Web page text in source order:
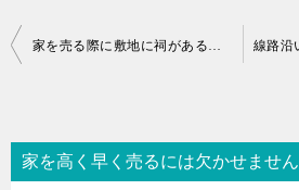
投
ビ
家を高く早く売るには欠かせません